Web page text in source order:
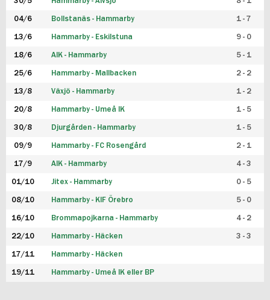
04/6 Bollstanäs - Hammarby 1 - 7
13/6 Hammarby - Eskilstuna 9 - 0
18/6 AIK - Hammarby 5 - 1
25/6 Hammarby - Mallbacken 2 - 2
13/8 Växjö - Hammarby 1 - 2
20/8 Hammarby - Umeå IK 1 - 5
30/8 Djurgården - Hammarby 1 - 5
09/9 Hammarby - FC Rosengård 2 - 1
17/9 AIK - Hammarby 4 - 3
01/10 Jitex - Hammarby 0 - 5
08/10 Hammarby - KIF Örebro 5 - 0
16/10 Brommapojkarna - Hammarby 4 - 2
22/10 Hammarby - Häcken 3 - 3
17/11 Hammarby - Häcken
19/11 Hammarby - Umeå IK eller BP